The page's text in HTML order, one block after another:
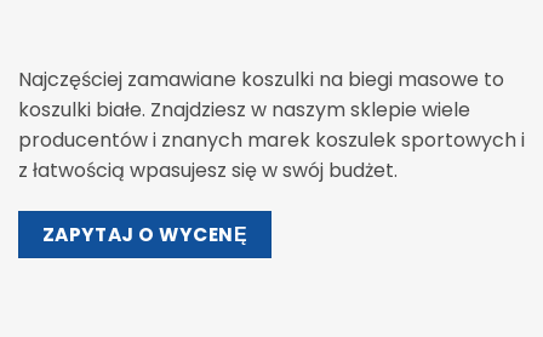
Najczęściej zamawiane koszulki na biegi masowe to
koszulki białe. Znajdziesz w naszym sklepie wiele
producentów i znanych marek koszulek sportowych i
z łatwością wpasujesz się w swój budżet.
ZAPYTAJ O WYCENĘ